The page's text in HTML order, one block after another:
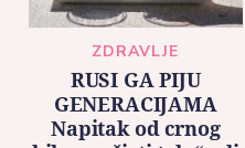
ZDRAVLJE
RUSI GA PIJU
GENERACIJAMA
Napitak od crnog